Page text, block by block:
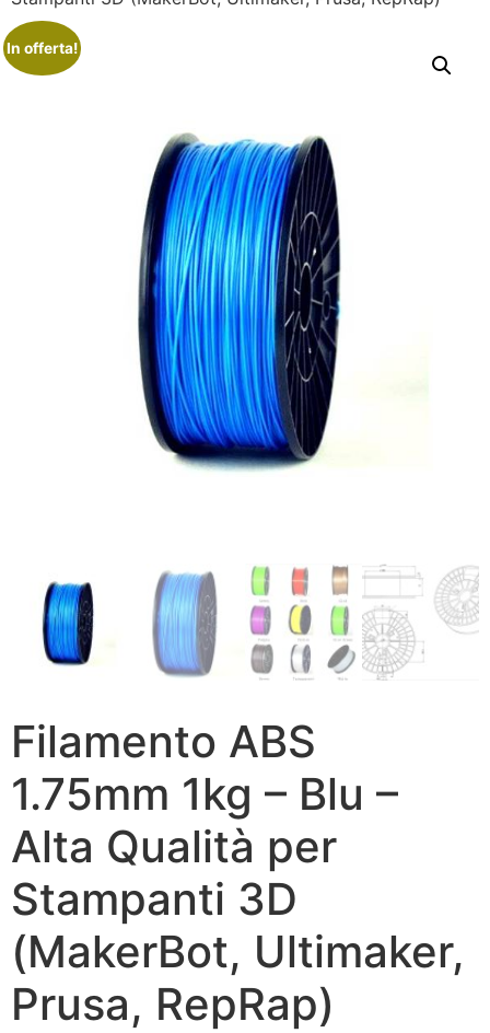
In offerta!
Filamento ABS
1.75mm 1kg – Blu –
Alta Qualità per
Stampanti 3D
(MakerBot, Ultimaker,
Prusa, RepRap)